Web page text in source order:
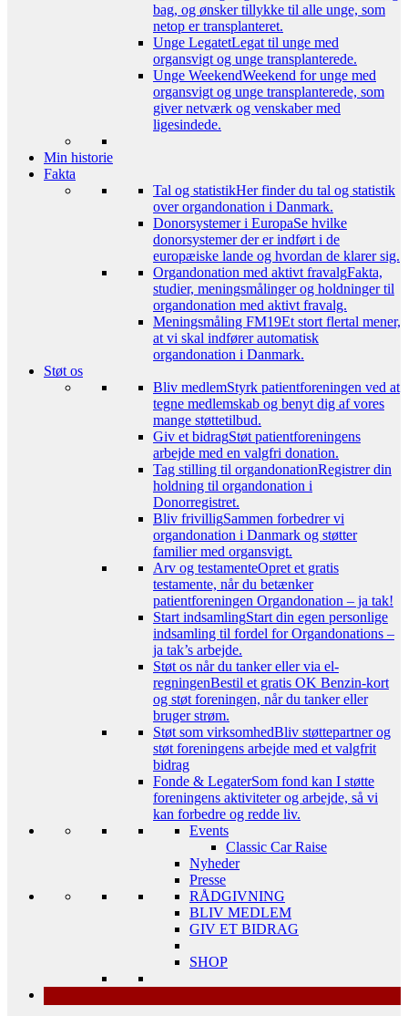
bag, og ønsker tillykke til alle unge, som
netop er transplanteret.
Unge LegatetLegat til unge med
organsvigt og unge transplanterede.
Unge WeekendWeekend for unge med
organsvigt og unge transplanterede, som
giver netværk og venskaber med
ligesindede.
Min historie
Fakta
Tal og statistikHer finder du tal og statistik
over organdonation i Danmark.
Donorsystemer i EuropaSe hvilke
donorsystemer der er indført i de
europæiske lande og hvordan de klarer sig.
Organdonation med aktivt fravalgFakta,
studier, meningsmålinger og holdninger til
organdonation med aktivt fravalg.
Meningsmåling FM19Et stort flertal mener,
at vi skal indfører automatisk
organdonation i Danmark.
Støt os
Bliv medlemStyrk patientforeningen ved at
tegne medlemskab og benyt dig af vores
mange støttetilbud.
Giv et bidragStøt patientforeningens
arbejde med en valgfri donation.
Tag stilling til organdonationRegistrer din
holdning til organdonation i
Donorregistret.
Bliv frivilligSammen forbedrer vi
organdonation i Danmark og støtter
familier med organsvigt.
Arv og testamenteOpret et gratis
testamente, når du betænker
patientforeningen Organdonation – ja tak!
Start indsamlingStart din egen personlige
indsamling til fordel for Organdonations –
ja tak’s arbejde.
Støt os når du tanker eller via el-
regningenBestil et gratis OK Benzin-kort
og støt foreningen, når du tanker eller
bruger strøm.
Støt som virksomhedBliv støttepartner og
støt foreningens arbejde med et valgfrit
bidrag
Fonde & LegaterSom fond kan I støtte
foreningens aktiviteter og arbejde, så vi
kan forbedre og redde liv.
Events
Classic Car Raise
Nyheder
Presse
RÅDGIVNING
BLIV MEDLEM
GIV ET BIDRAG
SHOP